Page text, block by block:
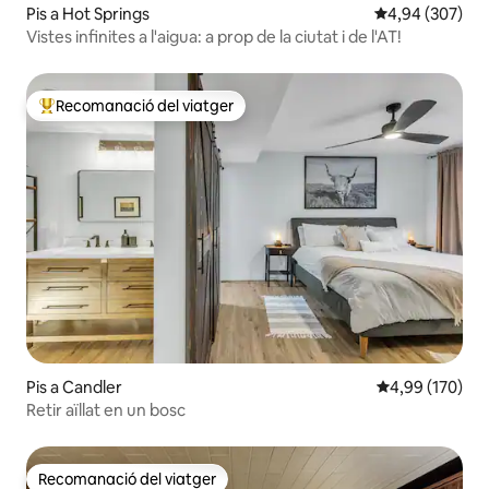
Pis a Hot Springs 4,94 de
4,94 (307)
Vistes infinites a l'aigua: a prop de la ciutat i de l'AT!
Principals recomanacions dels viatgers
Recomanació del viatger
Pis a Candler 4,99 de
4,99 (170)
Retir aïllat en un bosc
Recomanació del viatger